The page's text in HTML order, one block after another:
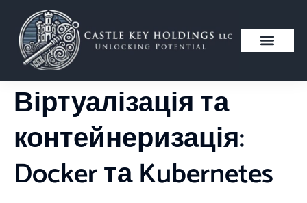
Віртуалізація та
контейнеризація:
Docker та Kubernetes